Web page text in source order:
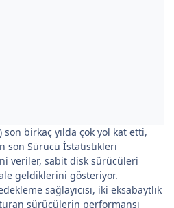
son birkaç yılda çok yol kat etti,
son Sürücü İstatistikleri
veriler, sabit disk sürücüleri
geldiklerini gösteriyor.
sağlayıcısı, iki eksabaytlık
sürücülerin performansı